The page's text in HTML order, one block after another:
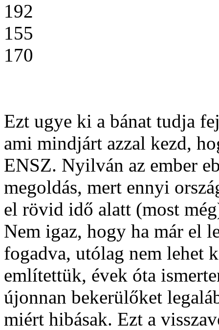
192
155
170
Ezt ugye ki a bánat tudja
ami mindjárt azzal kezd,
ENSZ. Nyilván az ember
megoldás, mert ennyi
el rövid idő alatt (most
Nem igaz, hogy ha már el
fogadva, utólag nem lehet
említettük, évek óta
újonnan bekerülőket
miért hibásak. Ezt a